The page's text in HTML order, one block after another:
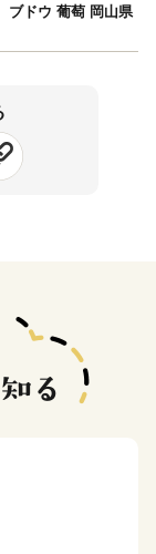
ブドウ 葡萄 岡山県